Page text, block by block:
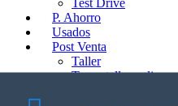
Test Drive
P. Ahorro
Usados
Post Venta
Taller
Turno taller online